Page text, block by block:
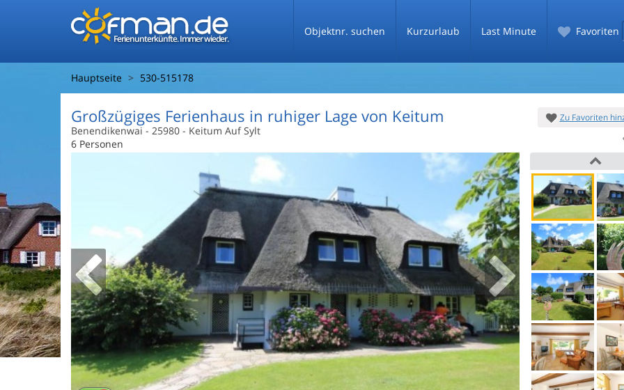
Ferienunterkünfte. Immer wieder.
Objektnr. suchen Kurzurlaub Last Minute Favoriten
Hauptseite 530-515178
Zu Favoriten
Großzügiges Ferienhaus in ruhiger Lage von Keitum
Benendikenwai - 25980 - Keitum Auf Sylt
6 Personen